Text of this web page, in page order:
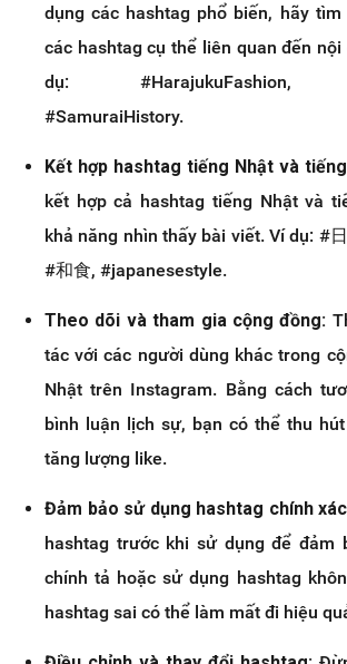
dụng các hashtag phổ biến, hãy
các hashtag cụ thể liên quan đến nội
dụ: #HarajukuFashion,
#SamuraiHistory.
Kết hợp hashtag tiếng Nhật và
kết hợp cả hashtag tiếng Nhật và
khả năng nhìn thấy bài viết. Ví dụ: #
#和食, #japanesestyle.
Theo dõi và tham gia cộng đồng:
tác với các người dùng khác trong
Nhật trên Instagram. Bằng cách
bình luận lịch sự, bạn có thể thu
tăng lượng like.
Đảm bảo sử dụng hashtag chính
hashtag trước khi sử dụng để đảm
chính tả hoặc sử dụng hashtag
hashtag sai có thể làm mất đi hiệu